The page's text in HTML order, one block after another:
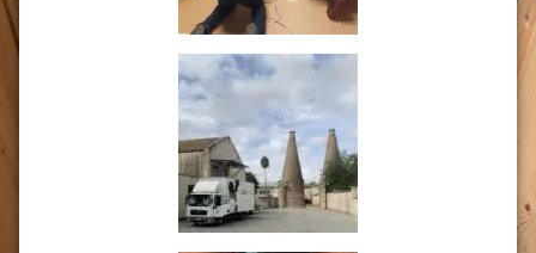
PROYECTOS DESINSECTACIÓN
PROYECTOS DESINSECTACIÓN